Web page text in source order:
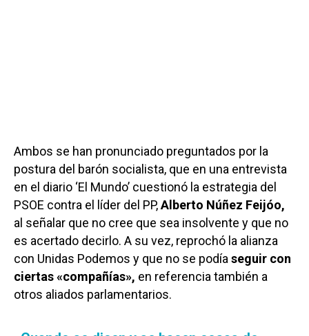
Ambos se han pronunciado preguntados por la
postura del barón socialista, que en una entrevista
en el diario ‘El Mundo’ cuestionó la estrategia del
PSOE contra el líder del PP,Alberto Núñez Feijóo,
al señalar que no cree que sea insolvente y que no
es acertado decirlo. A su vez, reprochó la alianza
con Unidas Podemos y que no se podía seguir con
ciertas «compañías», en referencia también a
otros aliados parlamentarios.